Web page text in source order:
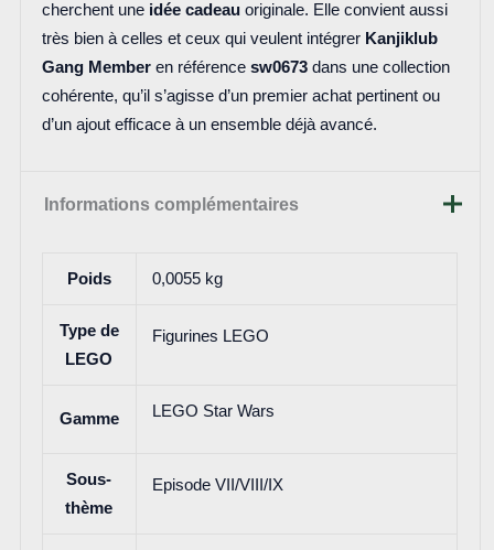
cherchent une idée cadeauoriginale. Elle convient aussi
très bien à celles et ceux qui veulent intégrer Kanjiklub
Gang Memberen référence sw0673dans une collection
cohérente, qu’il s’agisse d’un premier achat pertinent ou
d’un ajout efficace à un ensemble déjà avancé.
Informations complémentaires
Poids 0,0055 kg
Type de
LEGO
Figurines LEGO
Gamme LEGO Star Wars
Sous-
thème
Episode VII/VIII/IX